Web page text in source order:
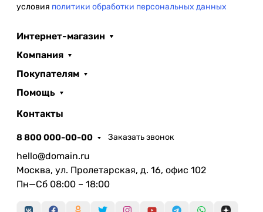
условия политики обработки персональных данных
Интернет-магазин
Компания
Покупателям
Помощь
Контакты
8 800 000-00-00 Заказать звонок
hello@domain.ru
Москва, ул. Пролетарская, д. 16, офис 102
Пн—Сб 08:00 – 18:00